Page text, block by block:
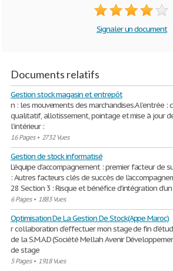
Signaler un document
Documents relatifs
Gestion stock magasin et entrepôt
n : les mouvements des marchandises.A l’entrée
qualitatif, allotissement, pointage et mise à jour
l’intérieur :
16 Pages• 2732 Vues
Gestion de stock informatisé
L’équipe d’accompagnement : premier facteur
: Autres facteurs clés de succès de
28 Section 3 : Risque et bénéfice d’intégration d’un
6 Pages• 1883 Vues
Optimisation De La Gestion De Stock(Appe Maroc)
r collaboration d’effectuer mon stage de fin
de la S.M.A.D (Société Mellah Avenir
de stage
5 Pages• 1918 Vues